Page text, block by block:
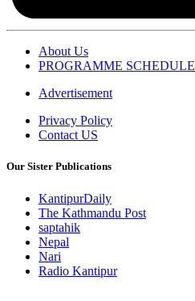
About Us
PROGRAMME SCHEDULE
Advertisement
Privacy Policy
Contact US
Our Sister Publications
KantipurDaily
The Kathmandu Post
saptahik
Nepal
Nari
Radio Kantipur